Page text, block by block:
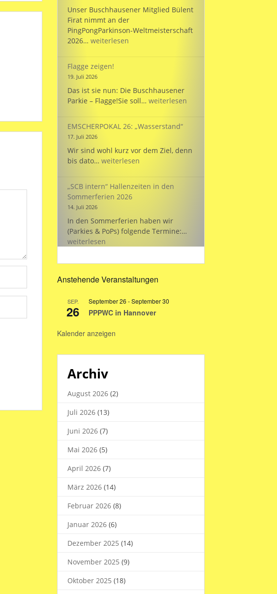
Unser Buschhausener Mitglied Bülent
Firat nimmt an der
PingPongParkinson-Weltmeisterschaft
2026… Bülent
der
WM
für
die
weiterlesen
Flagge zeigen!
19. Juli 2026
Das ist sie nun: Die Buschhausener
Parkie – Flagge!Sie soll… Flagge
weiterlesen
EMSCHERPOKAL 26: „Wasserstand“
17. Juli 2026
Wir sind wohl kurz vor dem Ziel, denn
bis dato… EMSCHERPOKAL
weiterlesen
„SCB intern“ Hallenzeiten in den
Sommerferien 2026
14. Juli 2026
In den Sommerferien haben wir
(Parkies & PoPs) folgende Termine:…
in
weiterlesen
Anstehende Veranstaltungen
SEP.
26
September 26 -September 30
PPPWC in Hannover
Kalender anzeigen
Archiv
August 2026 (2)
Juli 2026 (13)
Juni 2026 (7)
Mai 2026 (5)
April 2026 (7)
März 2026 (14)
Februar 2026 (8)
Januar 2026 (6)
Dezember 2025 (14)
November 2025 (9)
Oktober 2025 (18)